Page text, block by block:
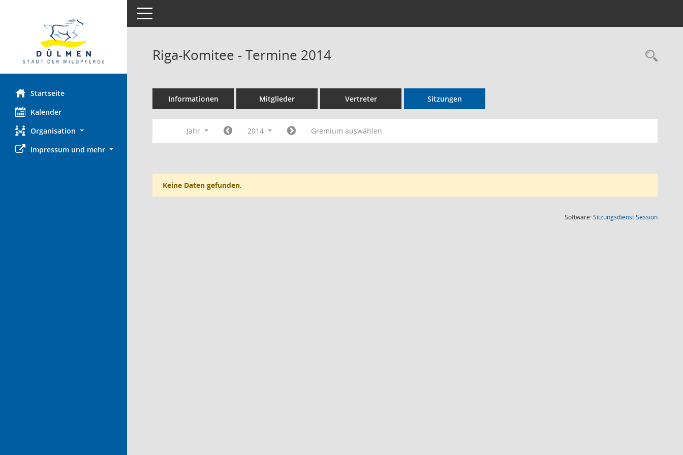
Startseite
Kalender
Organisation
Impressum und mehr
Toggle navigation
Riga-Komitee - Termine 2014
Informationen Mitglieder Vertreter Sitzungen
Jahr 2014 Gremium auswählen
Keine Daten gefunden.
Software:SitzungsdienstSession(Wird in